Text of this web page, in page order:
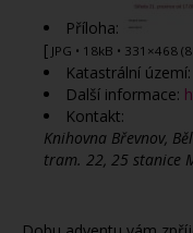
Příloha:
[ JPG • 18kB • 331×468
Katastrální území:
Další informace:
Kontakt:
Knihovna Břevnov,
tram. 22, 25 stanice